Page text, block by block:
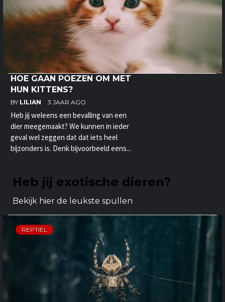
HOE GAAN POEZEN OM MET
HUN KITTENS?
BY LILIAN 3 JAAR AGO
Heb jij weleens een bevalling van een
dier meegemaakt? We kunnen in ieder
geval wel zeggen dat dat iets heel
bijzonders is. Denk bijvoorbeeld eens...
Heb jij exotische dieren?
Bekijk hier de leukste spullen
REPTIEL